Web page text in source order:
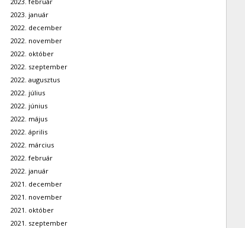
2023. január
2022. december
2022. november
2022. október
2022. szeptember
2022. augusztus
2022. július
2022. június
2022. május
2022. április
2022. március
2022. február
2022. január
2021. december
2021. november
2021. október
2021. szeptember